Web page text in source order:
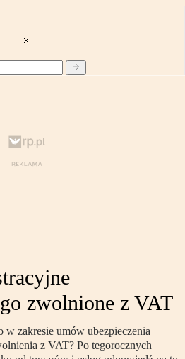
zwolnione z VAT
w zakresie umów ubezpieczenia
z VAT? Po tegorocznych